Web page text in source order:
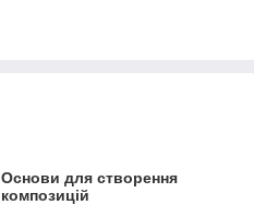
Основи для створення
композицій